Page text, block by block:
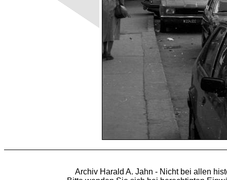
Archiv Harald A. Jahn - Nicht bei allen